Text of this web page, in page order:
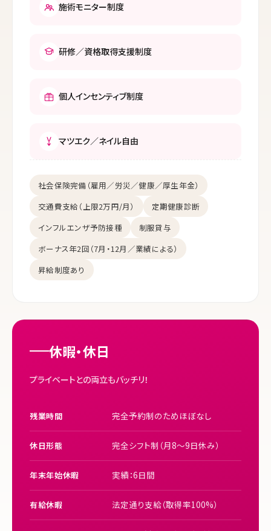
施術モニター制度
研修／資格取得支援制度
個人インセンティブ制度
マツエク／ネイル自由
社会保険完備（雇用／労災／健康／厚生年金）
交通費支給（上限2万円/月）
定期健康診断
インフルエンザ予防接種
制服貸与
ボーナス年2回（7月・12月／業績による）
昇給制度あり
休暇・休日
プライベートとの両立もバッチリ！
残業時間 完全予約制のためほぼなし
休日形態 完全シフト制（月8〜9日休み）
年末年始休暇 実績：6日間
有給休暇 法定通り支給（取得率100%）